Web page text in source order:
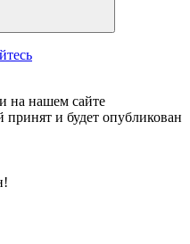
на нашем сайте
и будет опубликован